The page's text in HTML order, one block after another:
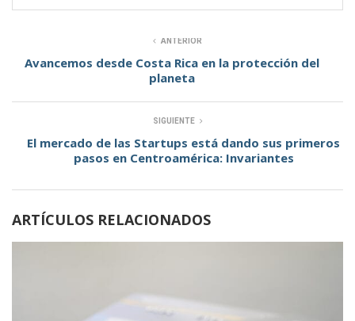
ANTERIOR
Avancemos desde Costa Rica en la protección del
planeta
SIGUIENTE
El mercado de las Startups está dando sus primeros
pasos en Centroamérica: Invariantes
ARTÍCULOS RELACIONADOS